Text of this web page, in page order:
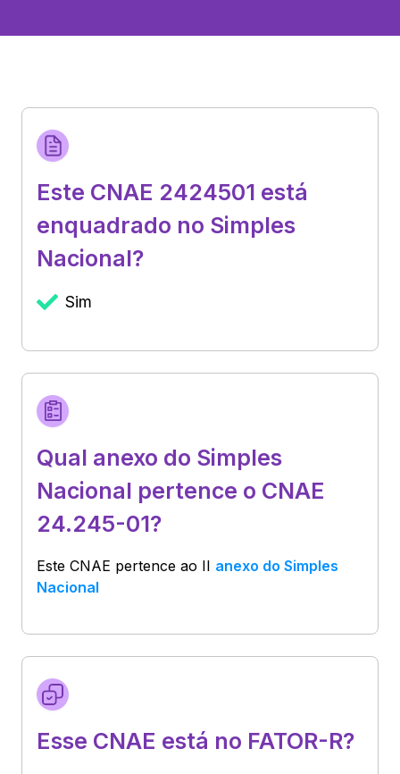
Este CNAE 2424501 está
enquadrado no Simples
Nacional?
Sim
Qual anexo do Simples
Nacional pertence o CNAE
24.245-01?
Este CNAE pertence ao II anexo do Simples
Nacional
Esse CNAE está no FATOR-R?